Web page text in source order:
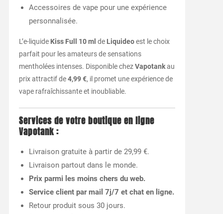
Accessoires de vape pour une expérience
personnalisée.
L’e-liquide Kiss Full 10 ml de Liquideoest le choix
parfait pour les amateurs de sensations
mentholées intenses. Disponible chezVapotankau
prix attractif de4,99 €, il promet une expérience de
vape rafraîchissante et inoubliable.
Services de votre boutique en ligne
Vapotank:
Livraison gratuite à partir de 29,99 €.
Livraison partout dans le monde.
Prix parmi les moins chers du web.
Service client par mail 7j/7 et chat en ligne.
Retour produit sous 30 jours.